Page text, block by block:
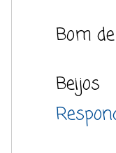
Bom
Beijos